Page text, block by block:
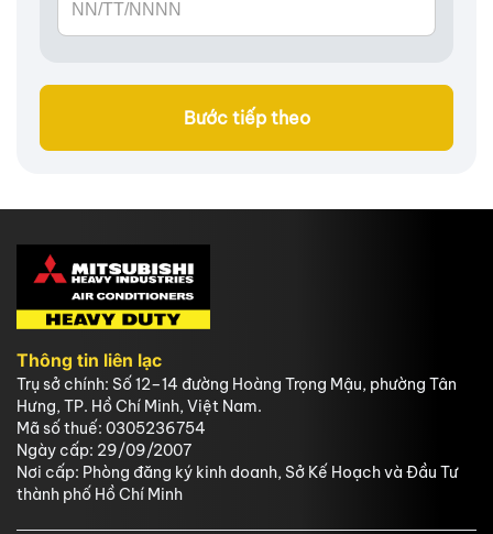
Bước tiếp theo
Thông tin liên lạc
Trụ sở chính: Số 12–14 đường Hoàng Trọng Mậu, phường Tân
Hưng, TP. Hồ Chí Minh, Việt Nam.
Mã số thuế: 0305236754
Ngày cấp: 29/09/2007
Nơi cấp: Phòng đăng ký kinh doanh, Sở Kế Hoạch và Đầu Tư
thành phố Hồ Chí Minh